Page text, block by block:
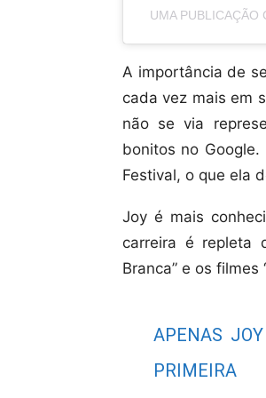
UMA PUBLICAÇÃO
A importância de
cada vez mais em
não se via
bonitos no
Festival, o que ela
Joy é mais
carreira é repleta
Branca” e os filmes
APENAS